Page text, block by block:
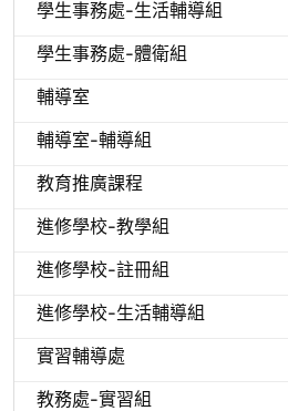
學生事務處-生活輔導組
學生事務處-體衛組
輔導室
輔導室-輔導組
教育推廣課程
進修學校-教學組
進修學校-註冊組
進修學校-生活輔導組
實習輔導處
教務處-實習組